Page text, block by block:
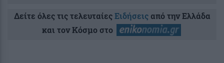
Δείτε όλες τις τελευταίεςΕιδήσειςαπό την Ελλάδα
και τον Κόσμο στο